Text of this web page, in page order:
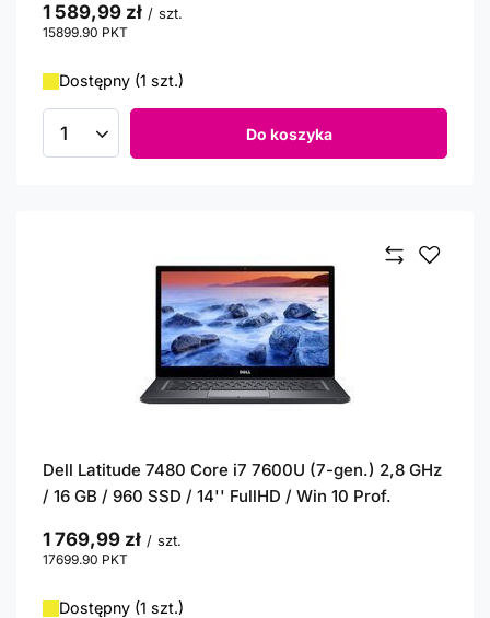
1 589,99 zł / szt.
15899.90 PKT
Dostępny (1 szt.)
Ilość produktów Do koszyka
Dell Latitude 7480 Core i7 7600U (7-gen.) 2,8 GHz
/ 16 GB / 960 SSD / 14'' FullHD / Win 10 Prof.
1 769,99 zł / szt.
17699.90 PKT
Dostępny (1 szt.)